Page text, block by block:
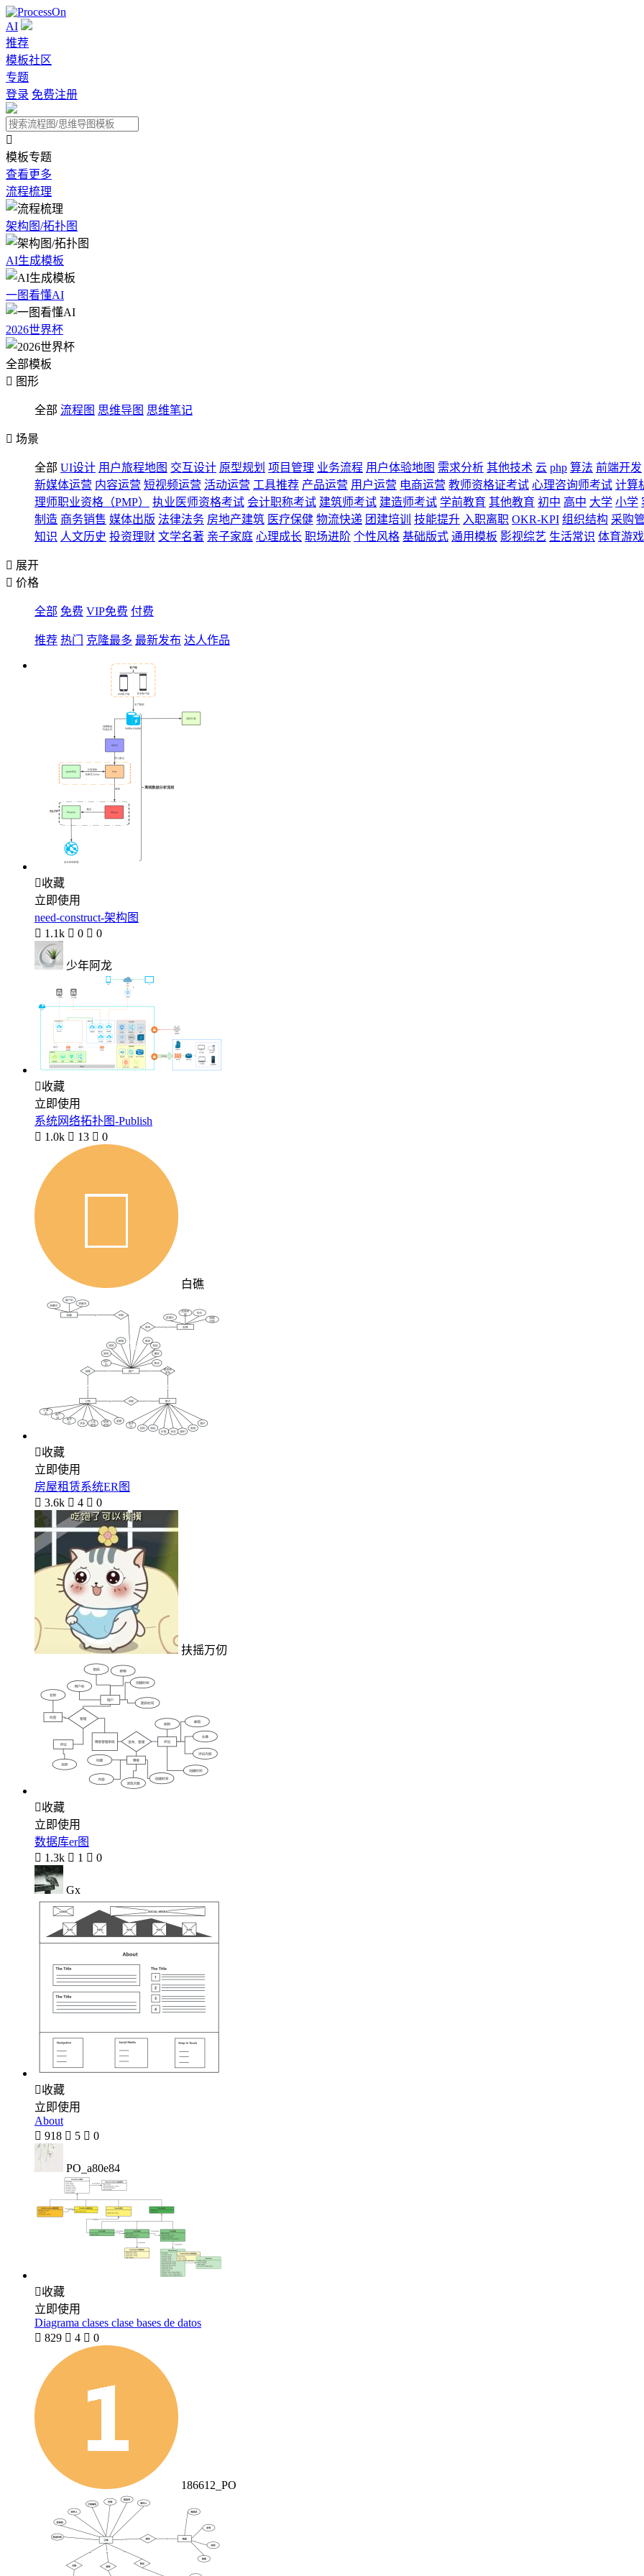
AI
推荐
模板社区
专题
登录 免费注册

模板专题
查看更多
流程梳理
架构图/拓扑图
AI生成模板
一图看懂AI
2026世界杯
全部模板
 图形
全部 流程图 思维导图 思维笔记
 场景
全部 UI设计 用户旅程地图 交互设计 原型规划 项目管理 业务流程 用户体验地图 需求分析 其他技术 云 php 算法 前端开发
新媒体运营 内容运营 短视频运营 活动运营 工具推荐 产品运营 用户运营 电商运营 教师资格证考试 心理咨询师考试 计算
理师职业资格（PMP）
执业医师资格考试 会计职称考试 建筑师考试 建造师考试 学前教育 其他教育 初中 高中 大学 小学
制造 商务销售 媒体出版 法律法务 房地产建筑 医疗保健 物流快递 团建培训 技能提升 入职离职 OKR-KPI 组织结构 采购
知识 人文历史 投资理财 文学名著 亲子家庭 心理成长 职场进阶 个性风格 基础版式 通用模板 影视综艺 生活常识 体育游戏
 展开
 价格
全部 免费 VIP免费 付费
推荐 热门 克隆最多 最新发布 达人作品
收藏
立即使用
need-construct-架构图
 1.1k  0  0
少年阿龙
收藏
立即使用
系统网络拓扑图-Publish
 1.0k  13  0
白礁
收藏
立即使用
房屋租赁系统ER图
 3.6k  4  0
扶摇万仞
收藏
立即使用
数据库er图
 1.3k  1  0
Gx
收藏
立即使用
About
 918  5  0
PO_a80e84
收藏
立即使用
Diagrama clases clase bases de datos
 829  4  0
186612_PO